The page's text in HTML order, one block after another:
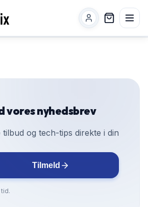
vores nyhedsbrev
tilbud og tech-tips direkte i din
Tilmeld